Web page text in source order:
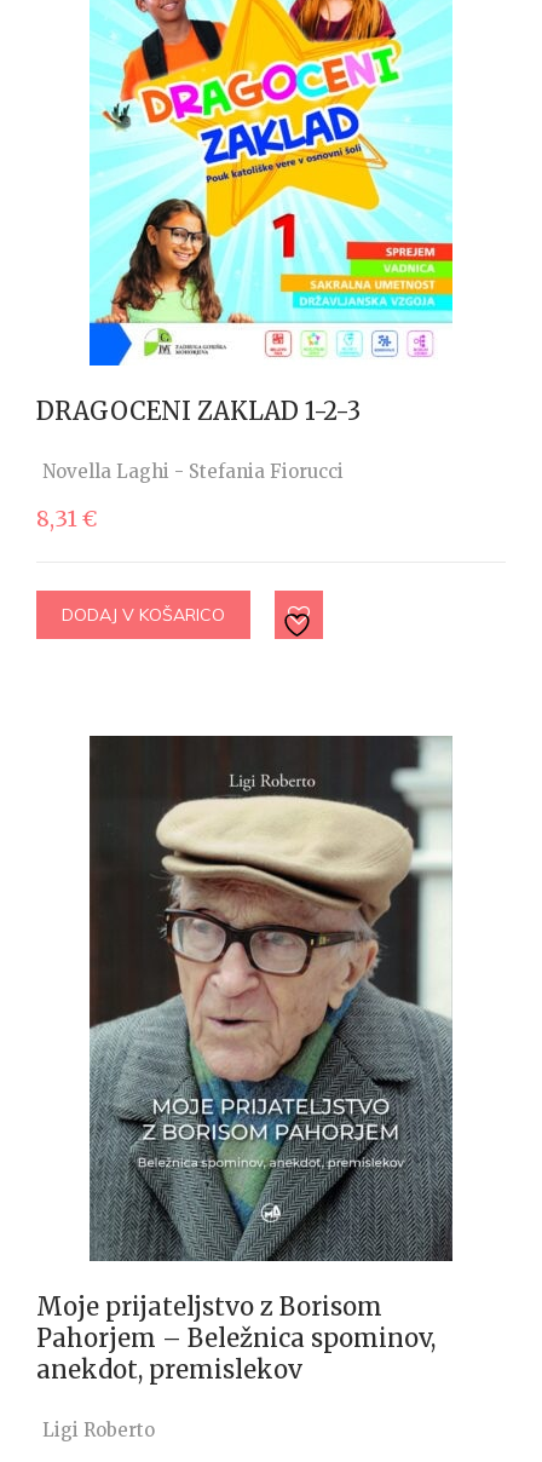
DRAGOCENI ZAKLAD 1-2-3
Novella Laghi - Stefania Fiorucci
8,31€
DODAJ V KOŠARICO
Moje prijateljstvo z Borisom
Pahorjem – Beležnica spominov,
anekdot, premislekov
Ligi Roberto